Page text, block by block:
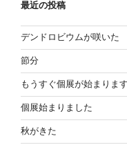
ョ
ン
最近の投稿
デンドロビウムが咲いた
節分
もうすぐ個展が始まります
個展始まりました
秋がきた